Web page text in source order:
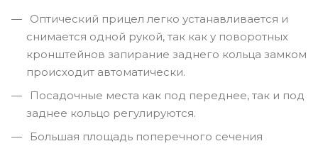
Оптический прицел легко устанавливается и
снимается одной рукой, так как у поворотных
кронштейнов запирание заднего кольца замком
происходит автоматически.
Посадочные места как под переднее, так и под
заднее кольцо регулируются.
Большая площадь поперечного сечения